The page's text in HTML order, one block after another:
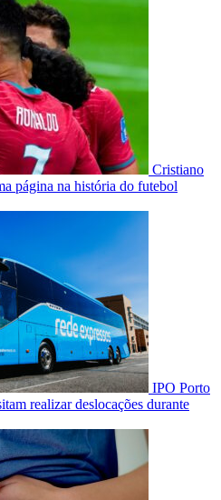
Cristiano
página na história do futebol
IPO Porto
realizar deslocações durante